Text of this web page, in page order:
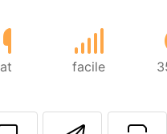
facile